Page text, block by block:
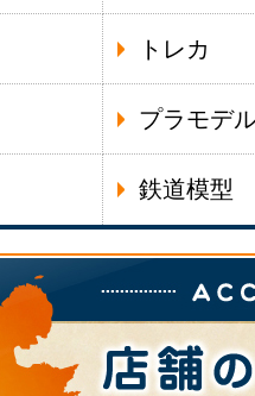
トレカ
プラモデ
鉄道模型